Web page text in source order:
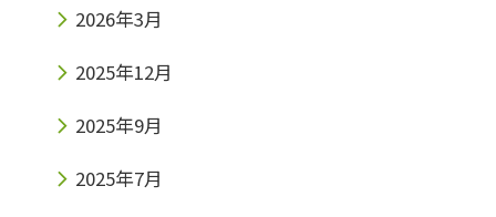
2026年3月
2025年12月
2025年9月
2025年7月